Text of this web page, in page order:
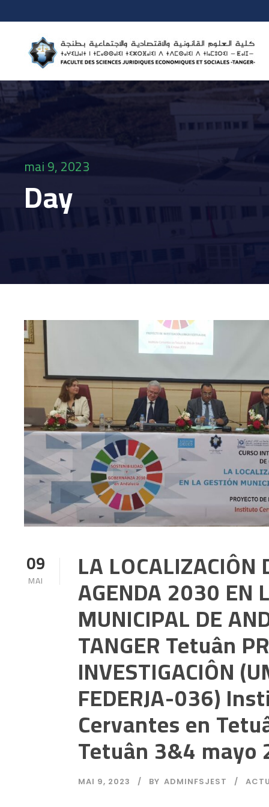
mai 9, 2023
Day
09
MAI LA LOCALIZACIÔN
AGENDA 2030 EN
MUNICIPAL DE
TANGER Tetuân
INVESTIGACIÔN
FEDERJA-036)
Cervantes en
Tetuân 3&4 mayo
MAI 9, 2023 BY ADMINFSJEST